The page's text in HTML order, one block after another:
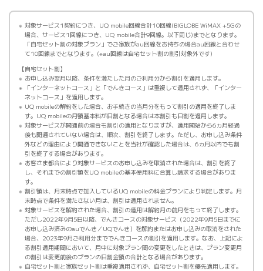
対象サービス1契約につき、UQ mobile回線合計10回線(BIGLOBE WiMAX +5Gの
場合、サービス1回線につき、UQ mobile合計9回線。以下同じ)までとなります。
「自宅セット割の対象プラン」でご家族がau回線をお持ちの場合au回線と合わせ
て10回線までとなります。(※au回線は自宅セット割の割引対象外です)
自宅セット割
お申し込み翌月以降、条件を満たした月のご利用分から割引を適用します。
「インターネットコース」と「でんきコース」は重複して適用されず、「インター
ネットコース」を適用します。
UQ mobileの解約をした場合、お手続きの当月分をもって割引の適用を終了しま
す。UQ mobileの月額基本料が日割となる場合は本割引も日割を適用します。
対象サービスが開通前の場合も割引の適用となりますが、適用開始から6ヵ月経過
後も開通されていない場合は、順次、割引を終了します。ただし、お申し込み条件
外などの理由により開通できないことを当社が確認した場合は、6ヵ月以内でも割
引を終了する場合があります。
お客さま都合により対象サービスのお申し込みを取消された場合は、割引を終了
し、それまでの割引額をUQ mobileの基本使用料に合算し請求する場合がありま
す。
割引額は、月末時点で加入しているUQ mobileの料金プランにより判定します。月
末時点で条件を満たさない月は、割引は適用されません。
対象サービスを解約された場合、割引の適用は解約月の前月をもって終了します。
ただし2022年9月5日以降、でんきコースの対象サービス（2022年9月5日までに
お申し込み済みのauでんき／UQでんき）を解約またはお申し込みの取消をされた
場合、2023年9月ご利用分まででんきコースの割引を適用します。なお、上記によ
る割引適用期間において、月中に対象プラン間の変更をしたときは、プラン変更月
の割引は変更前後のプランの日割金額の合計となる場合があります。
自宅セット割と家族セット割は重複適用されず、自宅セット割を優先適用します。